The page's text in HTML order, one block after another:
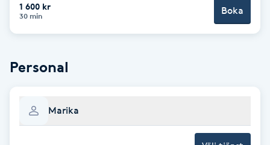
Healing
1 600 kr
30 min Boka
Personal
Marika